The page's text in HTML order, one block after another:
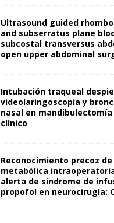
Ultrasound guided
and subserratus plane
subcostal transversus
open upper abdominal
Intubación traqueal
videolaringoscopia y
nasal en
clínico
Reconocimiento precoz
metabólica
alerta de síndrome de
propofol en neurocirugía: